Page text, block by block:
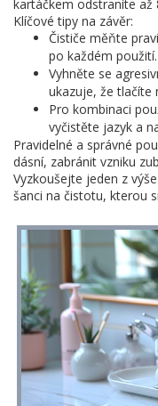
kartáčkem odstraníte až
Klíčové tipy na závěr:
Čističe měňte
po každém použití.
Vyhněte se
ukazuje, že tlačíte
Pro kombinaci
vyčistěte jazyk a
Pravidelné a správné
dásní, zabránit vzniku
Vyzkoušejte jeden z
šanci na čistotu, kterou